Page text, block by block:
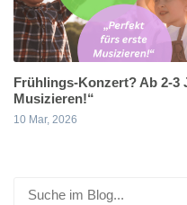
Frühlings-Konzert? Ab 2-3
Musizieren!“
10 Mar, 2026